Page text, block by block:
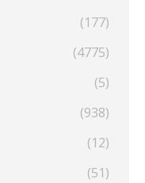
(177)
(4775)
(5)
(938)
(12)
(51)